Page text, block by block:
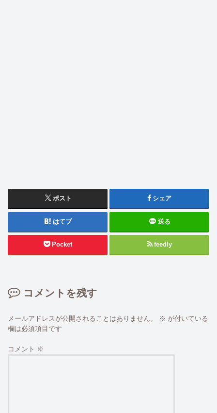
ポスト シェア
はてブ 送る
Pocket feedly
コメントを残す
メールアドレスが公開されることはありません。 ※ が付いている
欄は必須項目です
コメント ※